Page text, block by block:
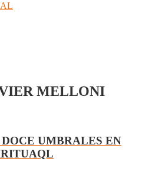
MELLONI
UMBRALES EN